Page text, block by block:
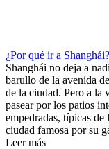
¿Por qué ir a Shanghái?
Shanghái no deja a
barullo de la avenida
de la ciudad. Pero a la
pasear por los patios
empedradas, típicas
ciudad famosa por su
Leer más